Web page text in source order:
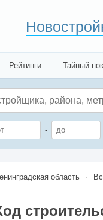
Рейтинги Тайный
-
область